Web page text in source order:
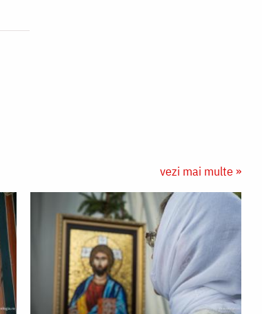
vezi mai multe »